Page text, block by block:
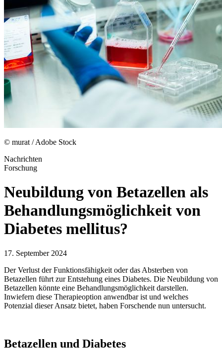
© murat / Adobe Stock
Nachrichten
Forschung
Neubildung von Betazellen als
Behandlungsmöglichkeit von
Diabetes mellitus?
17. September 2024
Der Verlust der Funktionsfähigkeit oder das Absterben von
Betazellen führt zur Entstehung eines Diabetes. Die Neubildung von
Betazellen könnte eine Behandlungsmöglichkeit darstellen.
Inwiefern diese Therapieoption anwendbar ist und welches
Potenzial dieser Ansatz bietet, haben Forschende nun untersucht.
Betazellen und Diabetes